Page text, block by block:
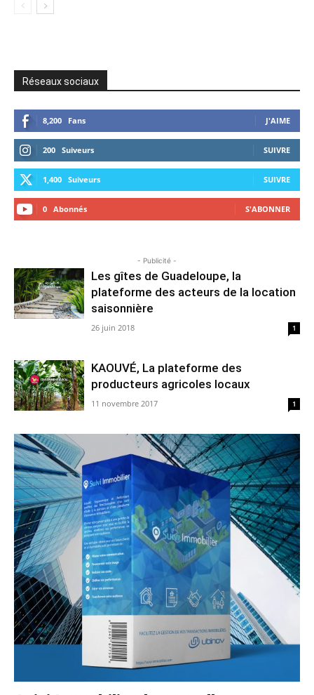
Réseaux sociaux
8,200 Fans J'AIME
200 Suiveurs SUIVRE
1,400 Suiveurs SUIVRE
0 Abonnés S'ABONNER
- Publicité -
Les gîtes de Guadeloupe, la
plateforme des acteurs de la location
saisonnière
26 juin 2018 1
KAOUVÉ, La plateforme des
producteurs agricoles locaux
11 novembre 2017 1